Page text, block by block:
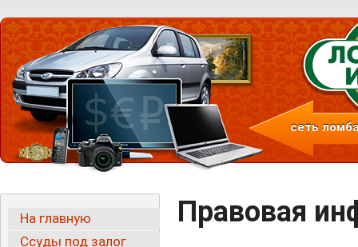
сеть
На главную
Ссуды под залог
Правовая